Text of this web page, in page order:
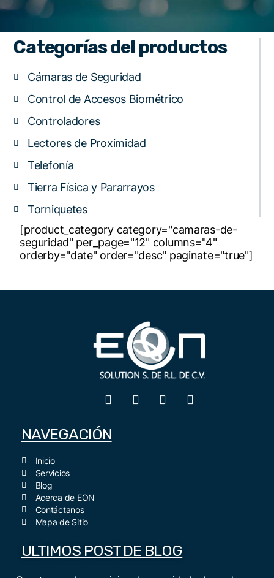
Categorías del productos
Cámaras de Seguridad
Control de Accesos Biométrico
Controladores
Lectores de Proximidad
Telefonía
Tierra Física y Pararrayos
Torniquetes
[product_category category="camaras-de-
seguridad" per_page="12" columns="4"
orderby="date" order="desc" paginate="true"]
NAVEGACIÓN
Inicio
Servicios
Blog
Acerca de EON
Contáctanos
Mapa de Sitio
ULTIMOS POST DE BLOG